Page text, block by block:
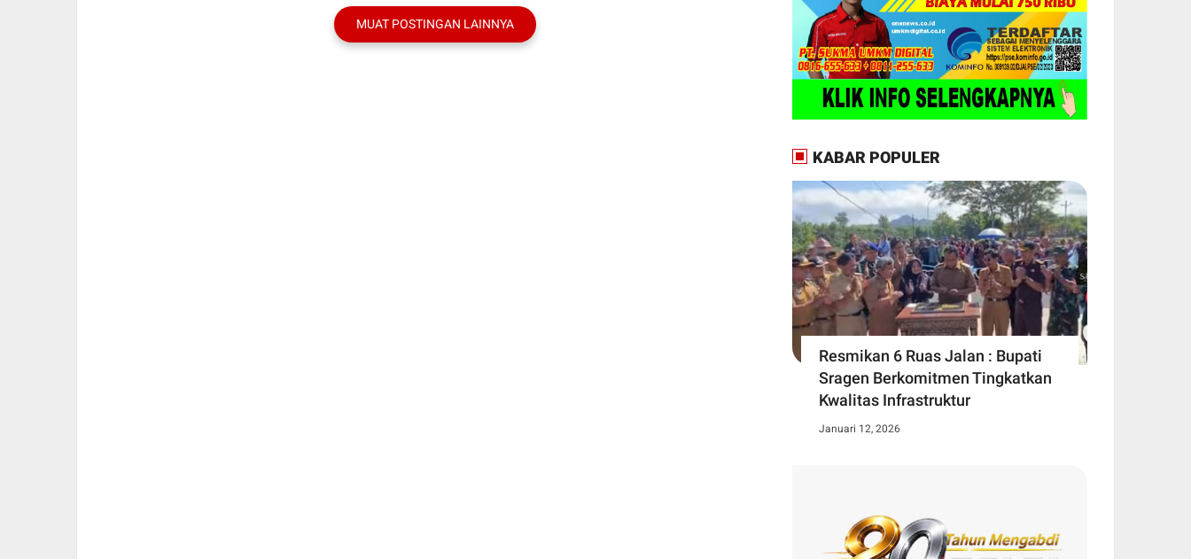
MUAT POSTINGAN LAINNYA
KABAR POPULER
Resmikan 6 Ruas Jalan : Bupati
Sragen Berkomitmen Tingkatkan
Kwalitas Infrastruktur
Januari 12, 2026